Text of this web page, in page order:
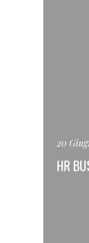
20
HR